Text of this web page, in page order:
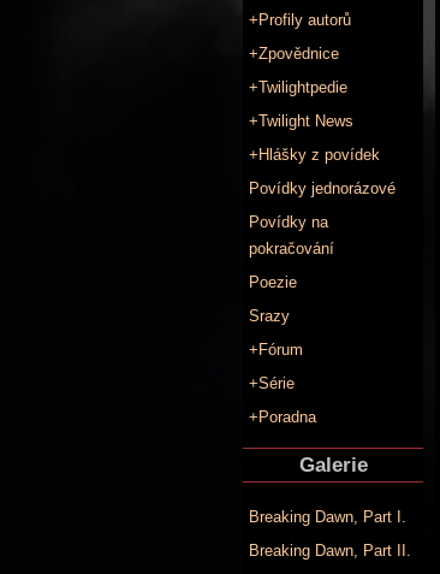
+Profily autorů
+Zpovědnice
+Twilightpedie
+Twilight News
+Hlášky z povídek
Povídky jednorázové
Povídky na
pokračování
Poezie
Srazy
+Fórum
+Série
+Poradna
Galerie
Breaking Dawn, Part I.
Breaking Dawn, Part II.